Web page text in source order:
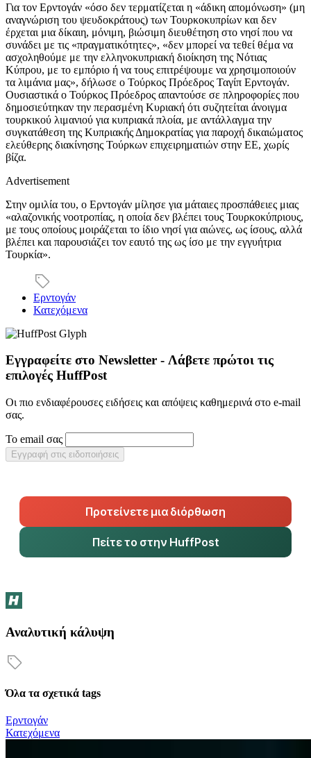
Για τον Ερντογάν «όσο δεν τερματίζεται η «άδικη απομόνωση» (μη
αναγνώριση του ψευδοκράτους) των Τουρκοκυπρίων και δεν
έρχεται μια δίκαιη, μόνιμη, βιώσιμη διευθέτηση στο νησί που να
συνάδει με τις «πραγματικότητες», «δεν μπορεί να τεθεί θέμα να
ασχοληθούμε με την ελληνοκυπριακή διοίκηση της Νότιας
Κύπρου, με το εμπόριο ή να τους επιτρέψουμε να χρησιμοποιούν
τα λιμάνια μας», δήλωσε ο Τούρκος Πρόεδρος Ταγίπ Ερντογάν.
Ουσιαστικά ο Τούρκος Πρόεδρος απαντούσε σε πληροφορίες που
δημοσιεύτηκαν την περασμένη Κυριακή ότι συζητείται άνοιγμα
τουρκικού λιμανιού για κυπριακά πλοία, με αντάλλαγμα την
συγκατάθεση της Κυπριακής Δημοκρατίας για παροχή δικαιώματος
ελεύθερης διακίνησης Τούρκων επιχειρηματιών στην ΕΕ, χωρίς
βίζα.
Advertisement
Στην ομιλία του, ο Ερντογάν μίλησε για μάταιες προσπάθειες μιας
«αλαζονικής νοοτροπίας, η οποία δεν βλέπει τους Τουρκοκύπριους,
με τους οποίους μοιράζεται το ίδιο νησί για αιώνες, ως ίσους, αλλά
βλέπει και παρουσιάζει τον εαυτό της ως ίσο με την εγγυήτρια
Τουρκία».
Ερντογάν
Κατεχόμενα
Εγγραφείτε στο Newsletter - Λάβετε πρώτοι τις
επιλογές HuffPost
Οι πιο ενδιαφέρουσες ειδήσεις και απόψεις καθημερινά στο e-mail
σας.
Το email σας
Εγγραφή στις ειδοποιήσεις
Προτείνετε μια διόρθωση
Πείτε το στην HuffPost
Αναλυτική κάλυψη
Όλα τα σχετικά tags
Ερντογάν
Κατεχόμενα